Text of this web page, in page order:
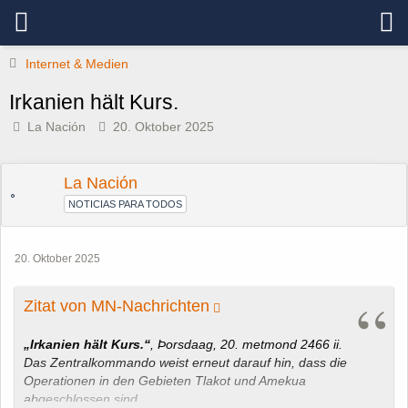
Internet & Medien
Irkanien hält Kurs.
La Nación 20. Oktober 2025
La Nación
NOTICIAS PARA TODOS
20. Oktober 2025
Zitat von MN-Nachrichten
„Irkanien hält Kurs.“ , Þorsdaag, 20. metmond 2466 ii.
Das Zentralkommando weist erneut darauf hin, dass die
Operationen in den Gebieten Tlakot und Amekua
abgeschlossen sind.